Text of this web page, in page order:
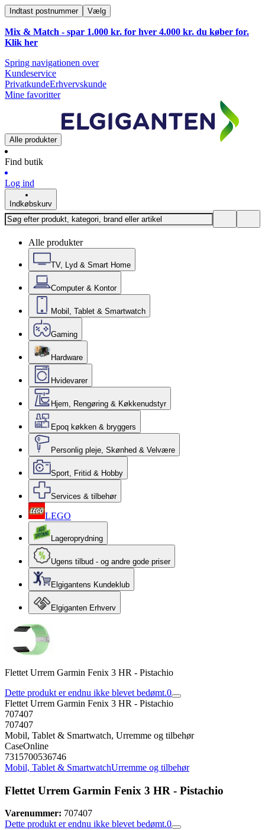
Indtast postnummer Vælg
Mix & Match - spar 1.000 kr. for hver 4.000 kr. du køber for.
Klik her
Spring navigationen over
Kundeservice
PrivatkundeErhvervskunde
Mine favoritter
Alle produkter
Find butik
Log ind
Indkøbskurv
Alle produkter
TV, Lyd & Smart Home
Computer & Kontor
Mobil, Tablet & Smartwatch
Gaming
Hardware
Hvidevarer
Hjem, Rengøring & Køkkenudstyr
Epoq køkken & bryggers
Personlig pleje, Skønhed & Velvære
Sport, Fritid & Hobby
Services & tilbehør
LEGO
Lageroprydning
Ugens tilbud - og andre gode priser
Elgigantens Kundeklub
Elgiganten Erhverv
Flettet Urrem Garmin Fenix 3 HR - Pistachio
Dette produkt er endnu ikke blevet bedømt.0
Flettet Urrem Garmin Fenix 3 HR - Pistachio
707407
707407
Mobil, Tablet & Smartwatch, Urremme og tilbehør
CaseOnline
7315700536746
Mobil, Tablet & SmartwatchUrremme og tilbehør
Flettet Urrem Garmin Fenix 3 HR - Pistachio
Varenummer: 707407
Dette produkt er endnu ikke blevet bedømt.0